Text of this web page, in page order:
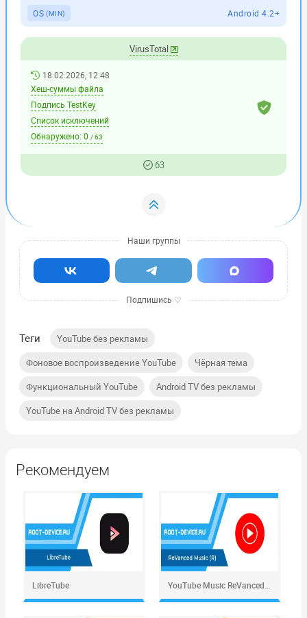
OS (MIN) Android 4.2+
VirusTotal
18.02.2026, 12:48
Хеш-суммы файла
Подпись TestKey
Список исключений
Обнаружено: 0 / 63
63
Теги YouTube без рекламы
Фоновое воспроизведение YouTube Чёрная тема
Функциональный YouTube Android TV без рекламы
YouTube на Android TV без рекламы
Рекомендуем
LibreTube YouTube Music ReVanced (ROOT)